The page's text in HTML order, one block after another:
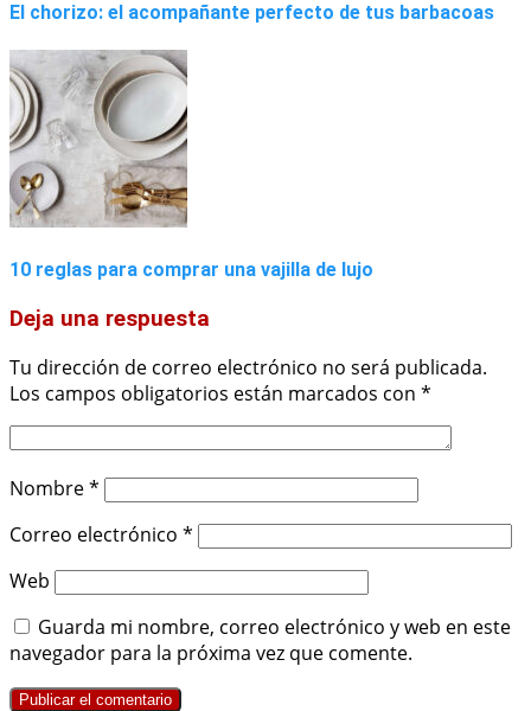
El chorizo: el acompañante perfecto de tus barbacoas
10 reglas para comprar una vajilla de lujo
Deja una respuesta
Tu dirección de correo electrónico no será publicada.
Los campos obligatorios están marcados con *
Nombre*
Correo electrónico *
Web
Guarda mi nombre, correo electrónico y web en este
navegador para la próxima vez que comente.